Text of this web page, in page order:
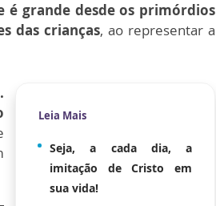
é grande desde os primórdios
das crianças, ao representar a
Leia Mais
Seja, a cada dia, a
imitação de Cristo em
sua vida!